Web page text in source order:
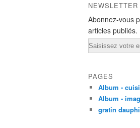
NEWSLETTER
Abonnez-vous
articles publiés.
Email
PAGES
Album -
Album -
gratin